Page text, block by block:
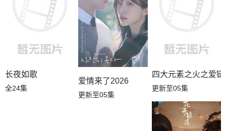
长夜如歌
全24集
爱情来了2026
更新至05集
四大元素之火之爱链
更新至05集